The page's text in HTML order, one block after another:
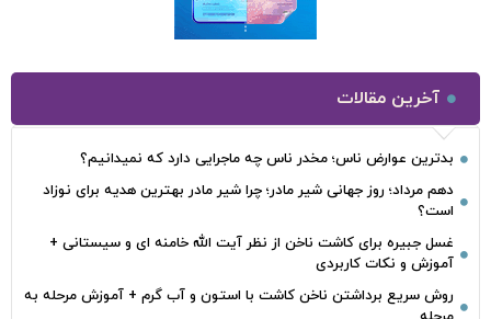
آخرین مقالات
بدترین عوارض ناس؛ مخدر ناس چه ماجرایی دارد که نمیدانیم؟
دهم مرداد؛ روز جهانی شیر مادر؛ چرا شیر مادر بهترین هدیه برای نوزاد
است؟
غسل جبیره برای کاشت ناخن از نظر آیت الله خامنه ای و سیستانی +
آموزش و نکات کاربردی
روش سریع برداشتن ناخن کاشت با استون و آب گرم + آموزش مرحله به